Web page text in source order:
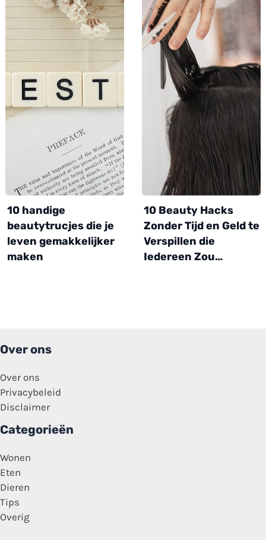
10 handige
beautytrucjes die je
leven gemakkelijker
maken
10 Beauty Hacks
Zonder Tijd en Geld te
Verspillen die
Iedereen Zou…
Over ons
Over ons
Privacybeleid
Disclaimer
Categorieën
Wonen
Eten
Dieren
Tips
Overig